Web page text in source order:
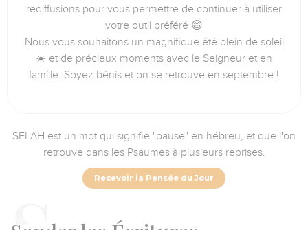
rediffusions pour vous permettre de continuer à utiliser
votre outil préféré 😄
Nous vous souhaitons un magnifique été plein de soleil
☀️ et de précieux moments avec le Seigneur et en
famille. Soyez bénis et on se retrouve en septembre !
SELAH est un mot qui signifie "pause" en hébreu, et que l'on
retrouve dans les Psaumes à plusieurs reprises.
Recevoir la Pensée du Jour